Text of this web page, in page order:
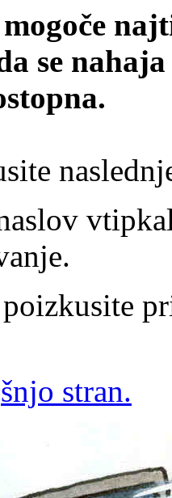
se
stran.